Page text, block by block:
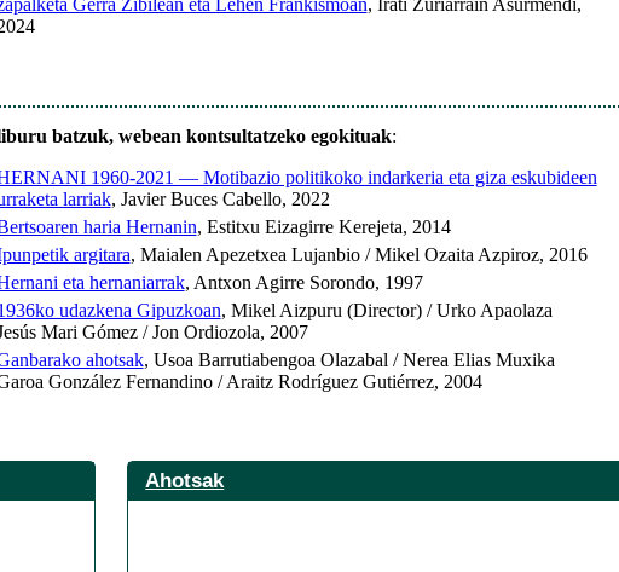
Gerra Zibilean eta Lehen Frankismoan, Irati Zuriarrain Asurmendi,
batzuk, webean kontsultatzeko egokituak:
1960-2021 — Motibazio politikoko indarkeria eta giza eskubideen
larriak, Javier Buces Cabello, 2022
haria Hernanin, Estitxu Eizagirre Kerejeta, 2014
argitara, Maialen Apezetxea Lujanbio / Mikel Ozaita Azpiroz, 2016
eta hernaniarrak, Antxon Agirre Sorondo, 1997
udazkena Gipuzkoan, Mikel Aizpuru (Director) / Urko Apaolaza
Mari Gómez / Jon Ordiozola, 2007
ahotsak, Usoa Barrutiabengoa Olazabal / Nerea Elias Muxika
González Fernandino / Araitz Rodríguez Gutiérrez, 2004
Ahotsak